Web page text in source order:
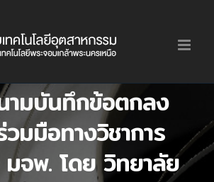
ามบันทึกข้อตกลง
มมือทางวิชาการ
มจพ. โดย วิทยาลัย